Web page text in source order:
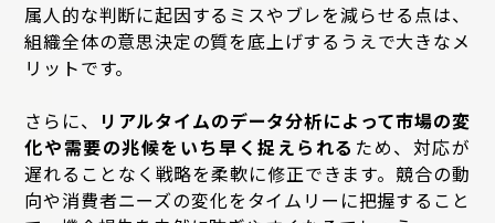
属人的な判断に起因するミスやブレを減らせる点は、
組織全体の意思決定の質を底上げするうえで大きなメ
リットです。
さらに、 リアルタイムのデータ分析によって市場の変
化や需要の兆候をいち早く捉えられる ため、対応が
遅れることなく戦略を柔軟に修正できます。競合の動
向や消費者ニーズの変化をタイムリーに把握すること